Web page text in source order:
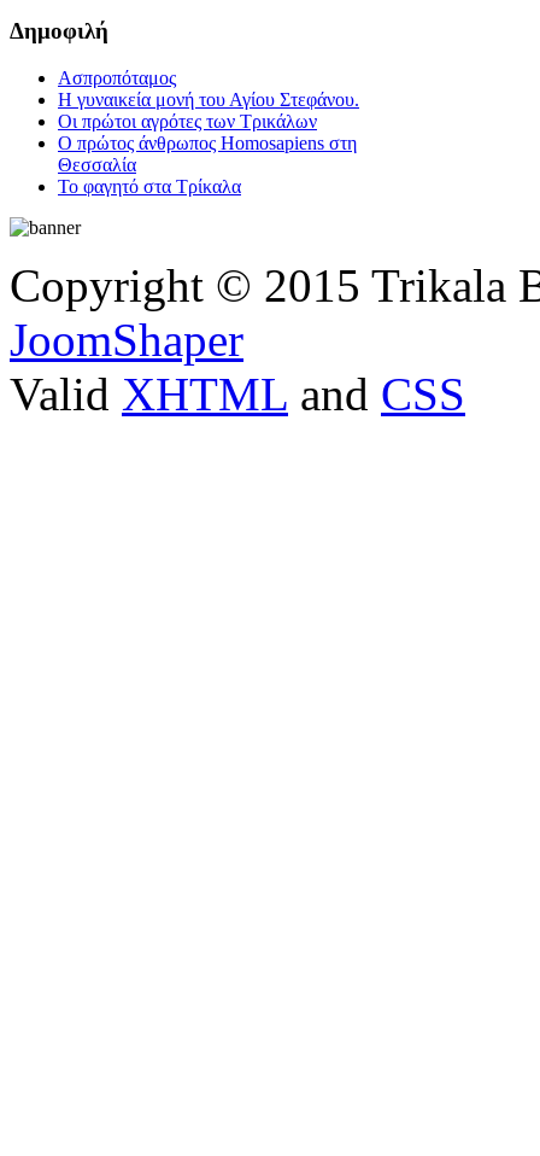
Δημοφιλή
Ασπροπόταμος
Η γυναικεία μονή του Αγίου Στεφάνου.
Οι πρώτοι αγρότες των Τρικάλων
Ο πρώτος άνθρωπος Homosapiens στη
Θεσσαλία
Το φαγητό στα Τρίκαλα
Copyright © 2015 Trikala
JoomShaper
Valid XHTML and CSS